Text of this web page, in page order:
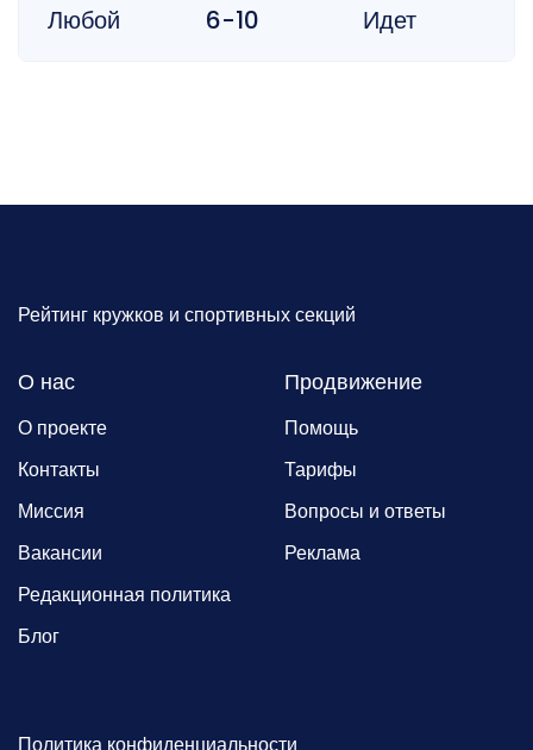
Любой 6-10 Идет
Рейтинг кружков и спортивных секций
О нас
О проекте
Контакты
Миссия
Вакансии
Редакционная политика
Блог
Продвижение
Помощь
Тарифы
Вопросы и ответы
Реклама